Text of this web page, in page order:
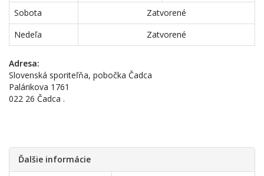
Sobota
Zatvorené
Nedeľa
Zatvorené
Adresa:
Slovenská sporiteľňa, pobočka Čadca
Palárikova 1761
022 26 Čadca .
Ďalšie informácie